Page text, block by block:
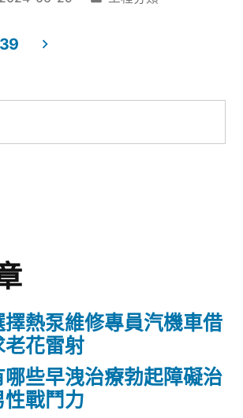
39
熱泵維修專員汽機車借
花雷射
些早洩治療勃起障礙治
戰鬥力